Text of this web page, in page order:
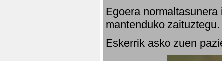
Egoera
mantenduko
Eskerrik asko zuen